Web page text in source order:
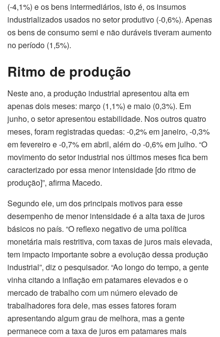
(-4,1%) e os bens intermediários, isto é, os insumos
industrializados usados no setor produtivo (-0,6%). Apenas
os bens de consumo semi e não duráveis tiveram aumento
no período (1,5%).
Ritmo de produção
Neste ano, a produção industrial apresentou alta em
apenas dois meses: março (1,1%) e maio (0,3%). Em
junho, o setor apresentou estabilidade. Nos outros quatro
meses, foram registradas quedas: -0,2% em janeiro, -0,3%
em fevereiro e -0,7% em abril, além do -0,6% em julho. “O
movimento do setor industrial nos últimos meses fica bem
caracterizado por essa menor intensidade [do ritmo de
produção]”, afirma Macedo.
Segundo ele, um dos principais motivos para esse
desempenho de menor intensidade é a alta taxa de juros
básicos no país. “O reflexo negativo de uma política
monetária mais restritiva, com taxas de juros mais elevada,
tem impacto importante sobre a evolução dessa produção
industrial”, diz o pesquisador. “Ao longo do tempo, a gente
vinha citando a inflação em patamares elevados e o
mercado de trabalho com um número elevado de
trabalhadores fora dele, mas esses fatores foram
apresentando algum grau de melhora, mas a gente
permanece com a taxa de juros em patamares mais